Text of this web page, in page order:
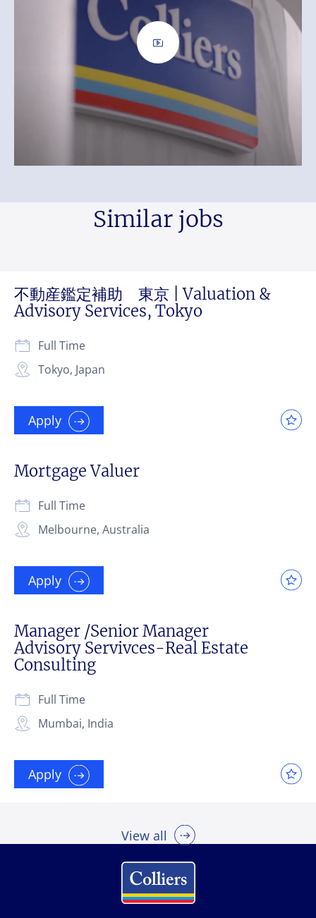
Similar jobs
不動産鑑定補助 東京 | Valuation &
Advisory Services, Tokyo
Tokyo, Japan
Full Time
Apply
Mortgage Valuer
Melbourne, Australia
Full Time
Apply
Manager /Senior Manager
Advisory Servivces-Real Estate
Consulting
Mumbai, India
Full Time
Apply
View all